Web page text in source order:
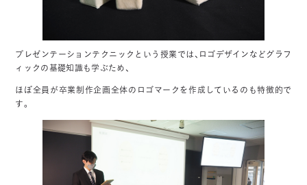
プレゼンテーションテクニックという授業では、ロゴデザインなどグラフ
ィックの基礎知識も学ぶため、
ほぼ全員が卒業制作企画全体のロゴマークを作成しているのも特徴的で
す。